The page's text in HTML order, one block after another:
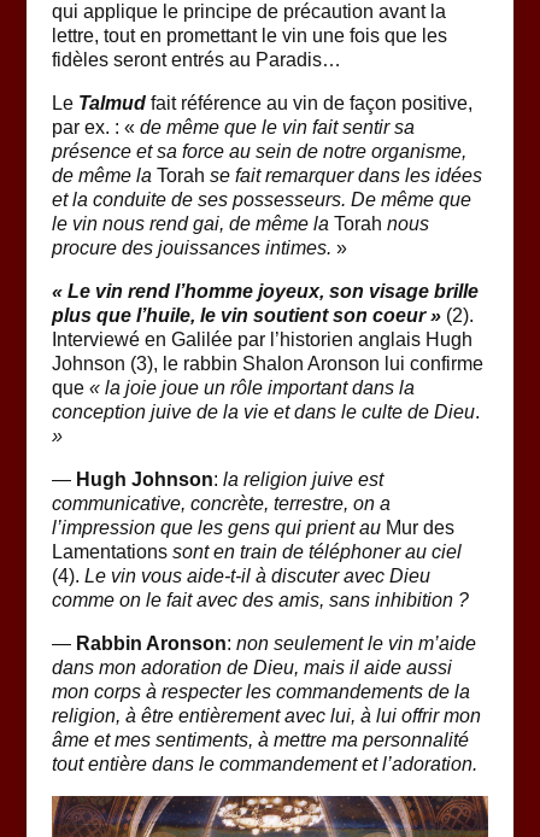
qui applique le principe de précaution avant la
lettre, tout en promettant le vin une fois que les
fidèles seront entrés au Paradis…
Le Talmudfait référence au vin de façon positive,
par ex. : « de même que le vin fait sentir sa
présence et sa force au sein de notre organisme,
de même la Torah se fait remarquer dans les idées
et la conduite de ses possesseurs. De même que
le vin nous rend gai, de même la Torah nous
procure des jouissances intimes. »
« Le vin rend l’homme joyeux, son visage brille
plus que l’huile, le vin soutient son coeur»(2).
Interviewé en Galilée par l’historien anglais Hugh
Johnson (3), le rabbin Shalon Aronson lui confirme
que « la joie joue un rôle important dans la
conception juive de la vie et dans le culte de Dieu.
»
— Hugh Johnson: la religion juive est
communicative, concrète, terrestre, on a
l’impression que les gens qui prient au Mur des
Lamentationssont en train de téléphoner au ciel
(4). Le vin vous aide-t-il à discuter avec Dieu
comme on le fait avec des amis, sans inhibition ?
— Rabbin Aronson: non seulement le vin m’aide
dans mon adoration de Dieu, mais il aide aussi
mon corps à respecter les commandements de la
religion, à être entièrement avec lui, à lui offrir mon
âme et mes sentiments, à mettre ma personnalité
tout entière dans le commandement et l’adoration.